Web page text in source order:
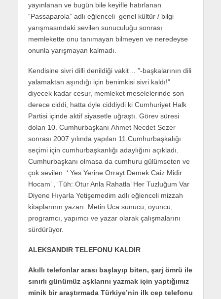
yayınlanan ve bugün bile keyifle hatırlanan
“Passaparola” adlı eğlenceli genel kültür / bilgi
yarışmasındaki sevilen sunuculuğu sonrası
memlekette onu tanımayan bilmeyen ve neredeyse
onunla yarışmayan kalmadı.
Kendisine sivri dilli denildiği vakit… ”-başkalarının dili
yalamaktan aşındığı için benimkisi sivri kaldı!”
diyecek kadar cesur, memleket meselelerinde son
derece ciddi, hatta öyle ciddiydi ki Cumhuriyet Halk
Partisi içinde aktif siyasetle uğraştı. Görev süresi
dolan 10. Cumhurbaşkanı Ahmet Necdet Sezer
sonrası 2007 yılında yapılan 11.Cumhurbaşkalığı
seçimi için cumhurbaşkanlığı adaylığını açıkladı.
Cumhurbaşkanı olmasa da cumhuru gülümseten ve
çok sevilen ‘ Yes Yerine Orrayt Demek Caiz Midir
Hocam’ , ‘Tüh: Otur Anla Rahatla’ Her Tuzluğum Var
Diyene Hıyarla Yetişemedim adlı eğlenceli mizzah
kitaplarının yazarı. Metin Uca sunucu, oyuncu,
programcı, yapımcı ve yazar olarak çalışmalarını
sürdürüyor.
ALEKSANDIR TELEFONU KALDIR
Akıllı telefonlar arası başlayıp biten, şarj ömrü ile
sınırlı günümüz aşklarını yazmak için yaptığımız
minik bir araştırmada Türkiye’nin ilk cep telefonu